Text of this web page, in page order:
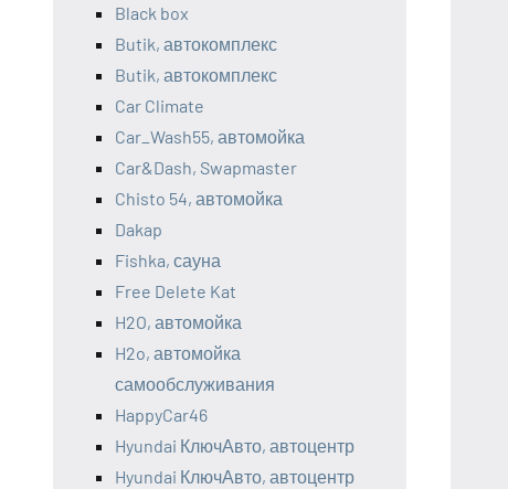
Black box
Butik, автокомплекс
Butik, автокомплекс
Car Climate
Car_Wash55, автомойка
Car&Dash, Swapmaster
Chisto 54, автомойка
Dakap
Fishka, сауна
Free Delete Kat
H2O, автомойка
H2o, автомойка
самообслуживания
HappyCar46
Hyundai КлючАвто, автоцентр
Hyundai КлючАвто, автоцентр